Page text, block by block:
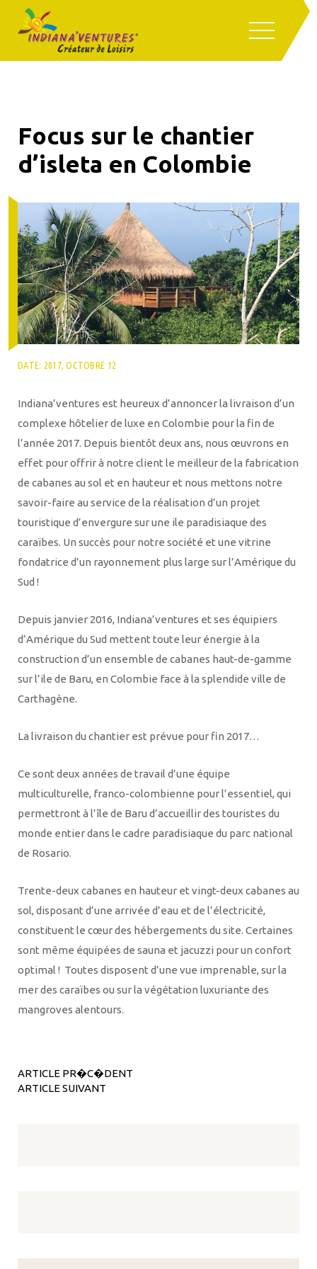
Focus sur le chantier
d’isleta en Colombie
DATE: 2017, OCTOBRE 12
Indiana’ventures est heureux d’annoncer la livraison d’un
complexe hôtelier de luxe en Colombie pour la fin de
l’année 2017. Depuis bientôt deux ans, nous œuvrons en
effet pour offrir à notre client le meilleur de la fabrication
de cabanes au sol et en hauteur et nous mettons notre
savoir-faire au service de la réalisation d’un projet
touristique d’envergure sur une ile paradisiaque des
caraïbes. Un succès pour notre société et une vitrine
fondatrice d’un rayonnement plus large sur l’Amérique du
Sud !
Depuis janvier 2016, Indiana’ventures et ses équipiers
d’Amérique du Sud mettent toute leur énergie à la
construction d’un ensemble de cabanes haut-de-gamme
sur l’ile de Baru, en Colombie face à la splendide ville de
Carthagène.
La livraison du chantier est prévue pour fin 2017…
Ce sont deux années de travail d’une équipe
multiculturelle, franco-colombienne pour l’essentiel, qui
permettront à l’île de Baru d’accueillir des touristes du
monde entier dans le cadre paradisiaque du parc national
de Rosario.
Trente-deux cabanes en hauteur et vingt-deux cabanes au
sol, disposant d’une arrivée d’eau et de l’électricité,
constituent le cœur des hébergements du site. Certaines
sont même équipées de sauna et jacuzzi pour un confort
optimal ! Toutes disposent d’une vue imprenable, sur la
mer des caraïbes ou sur la végétation luxuriante des
mangroves alentours.
ARTICLE PR�C�DENT
ARTICLE SUIVANT